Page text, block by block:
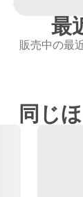
最
販売中の最
同じ